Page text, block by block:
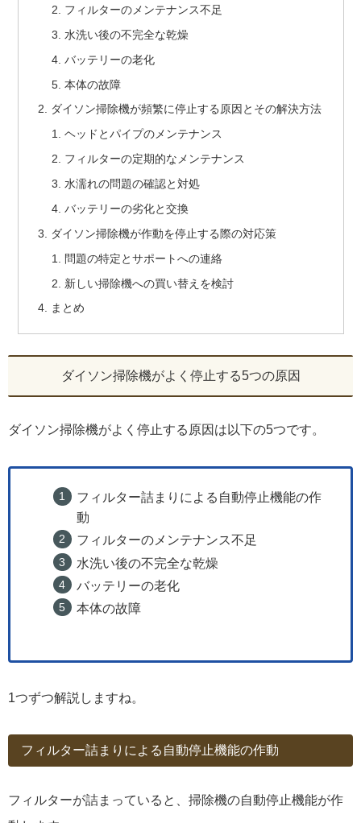
フィルターのメンテナンス不足
水洗い後の不完全な乾燥
バッテリーの老化
本体の故障
ダイソン掃除機が頻繁に停止する原因とその解決方法
ヘッドとパイプのメンテナンス
フィルターの定期的なメンテナンス
水濡れの問題の確認と対処
バッテリーの劣化と交換
ダイソン掃除機が作動を停止する際の対応策
問題の特定とサポートへの連絡
新しい掃除機への買い替えを検討
まとめ
ダイソン掃除機がよく停止する5つの原因
ダイソン掃除機がよく停止する原因は以下の5つです。
フィルター詰まりによる自動停止機能の作
動
フィルターのメンテナンス不足
水洗い後の不完全な乾燥
バッテリーの老化
本体の故障
1つずつ解説しますね。
フィルター詰まりによる自動停止機能の作動
フィルターが詰まっていると、掃除機の自動停止機能が作